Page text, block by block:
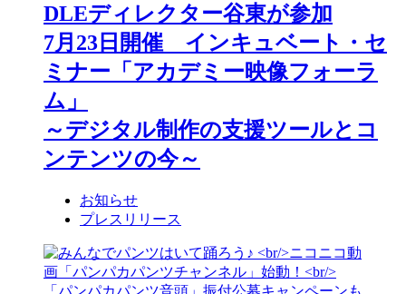
DLEディレクター谷東が参加
7月23日開催 インキュベート・セ
ミナー「アカデミー映像フォーラ
ム」
～デジタル制作の支援ツールとコ
ンテンツの今～
お知らせ
プレスリリース